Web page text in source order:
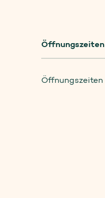
Öffnungszeiten
Öffnungszeiten